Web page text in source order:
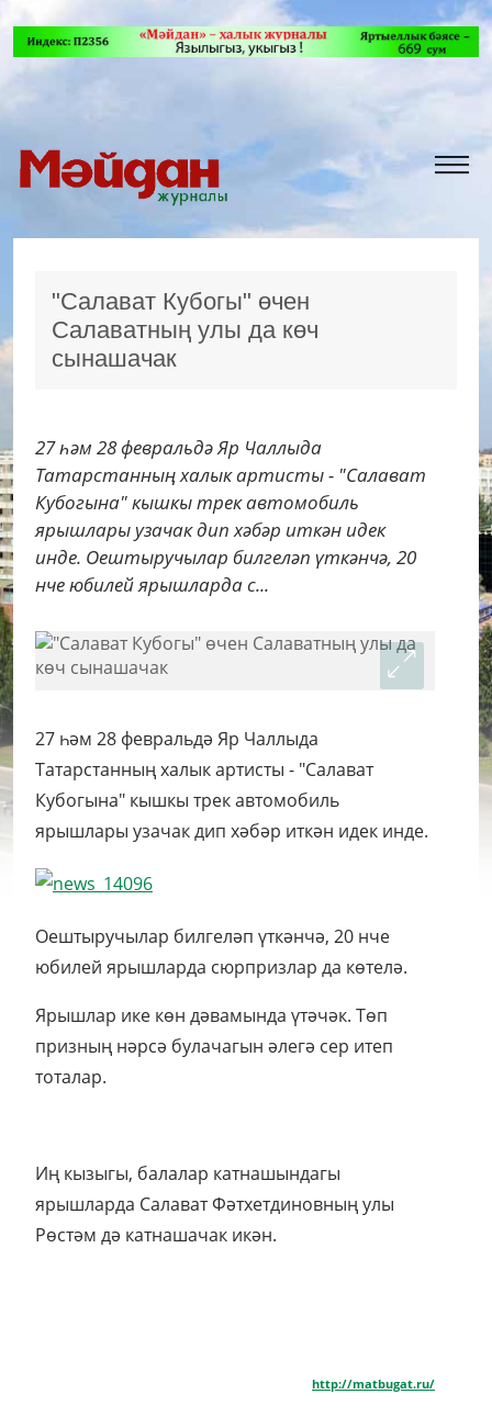
"Салават Кубогы" өчен
Салаватның улы да көч
сынашачак
27 һәм 28 февральдә Яр Чаллыда
Татарстанның халык артисты - "Салават
Кубогына" кышкы трек автомобиль
ярышлары узачак дип хәбәр иткән идек
инде. Оештыручылар билгеләп үткәнчә, 20
нче юбилей ярышларда с...
27 һәм 28 февральдә Яр Чаллыда
Татарстанның халык артисты - "Салават
Кубогына" кышкы трек автомобиль
ярышлары узачак дип хәбәр иткән идек инде.
Оештыручылар билгеләп үткәнчә, 20 нче
юбилей ярышларда сюрпризлар да көтелә.
Ярышлар ике көн дәвамында үтәчәк. Төп
призның нәрсә булачагын әлегә сер итеп
тоталар.
Иң кызыгы, балалар катнашындагы
ярышларда Салават Фәтхетдиновның улы
Рөстәм дә катнашачак икән.
http://matbugat.ru/